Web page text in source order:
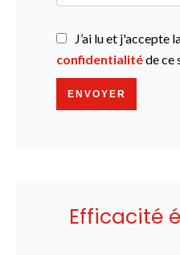
J’ai lu et j'accepte
confidentialitéde ce
ENVOYER
Efficacité